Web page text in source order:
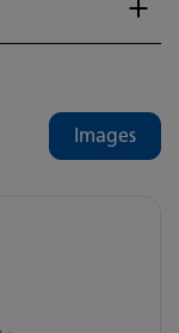
Images